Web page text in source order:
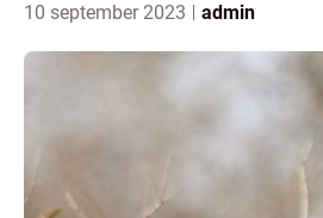
10 september 2023 admin